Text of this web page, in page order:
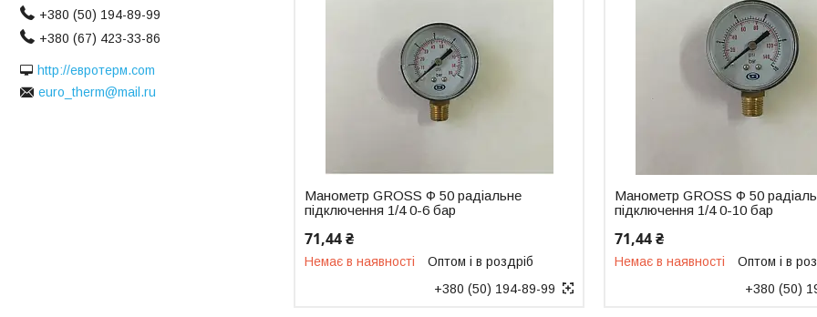
Манометр GROSS Ф 50 радіальне
підключення 1/4 0-6 бар
71,44 ₴
Немає в наявності
Оптом і в роздріб
+380 (50) 194-89-99
Манометр GROSS Ф 50
підключення 1/4 0-10 бар
71,44 ₴
Немає в наявності
Оптом і в
+380 (50)
+380 (50) 194-89-99
+380 (67) 423-33-86
http://евротерм.com
euro_therm@mail.ru